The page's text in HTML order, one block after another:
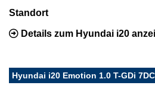
Standort
Details zum Hyundai i20
Hyundai i20 Emotion 1.0 T-GDi